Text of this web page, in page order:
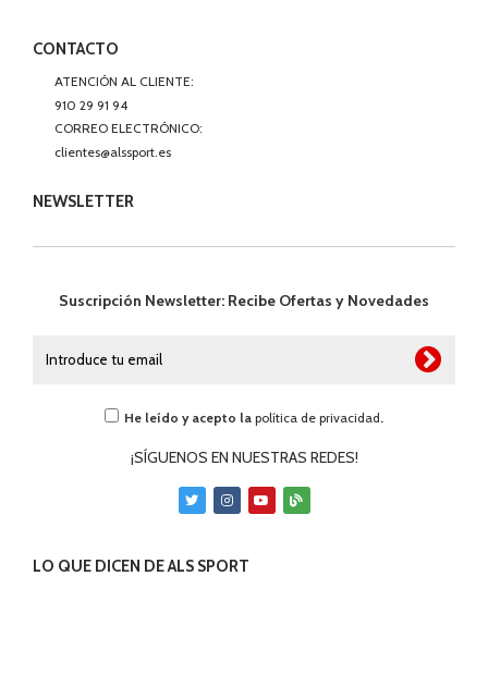
CONTACTO
ATENCIÓN AL CLIENTE:
910 29 91 94
CORREO ELECTRÓNICO:
clientes@alssport.es
NEWSLETTER
Suscripción Newsletter: Recibe Ofertas y Novedades
He leído y acepto la política de privacidad.
¡SÍGUENOS EN NUESTRAS REDES!
LO QUE DICEN DE ALS SPORT